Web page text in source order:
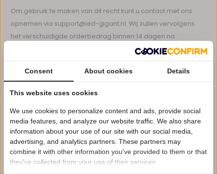
Om gebruik te maken van dit recht kunt u contact met ons
opnemen via support@led-gigant.nl. Wij zullen vervolgens
het verschuldigde orderbedrag binnen 14 dagen na
aanmelding van uw retour terugstorten mits het product
reeds in goede orde retour ontvangen is.
LET OP!
Stuur altijd uw product in een doos terug, zodat deze niet
beschadigd.Wij kunnen alleen retouren in ontvangst
nemen als deze zijn voorzien van een track and trace code.
zonder deze code kunnen wij uw retour niet accepteren.
het retourneren van LED profielen langer dan 175cm is niet
mogelijk met standaard postdiensten. De kosten voor het
Nu 15% korting
15korting
Consent About cookies Details
This website uses cookies
We use cookies to personalize content and ads, provide social
media features, and analyze our website traffic. We also share
information about your use of our site with our social media,
advertising, and analytics partners. These partners may
combine it with other information you've provided to them or that
they've collected from your use of their services.